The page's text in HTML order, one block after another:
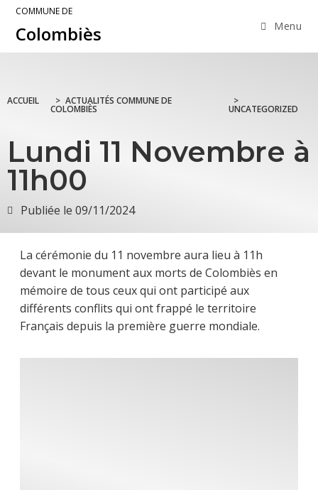
COMMUNE DE
Colombiès Menu
ACCUEIL > ACTUALITÉS COMMUNE DE
COLOMBIÈS
>
UNCATEGORIZED
Lundi 11 Novembre à
11h00
Publiée le 09/11/2024
La cérémonie du 11 novembre aura lieu à 11h
devant le monument aux morts de Colombiès en
mémoire de tous ceux qui ont participé aux
différents conflits qui ont frappé le territoire
Français depuis la première guerre mondiale.